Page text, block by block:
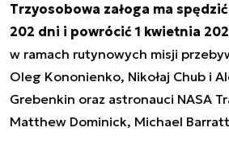
Trzyosobowa załoga ma
202 dni i powrócić 1 kwietnia
w ramach rutynowych misji
Oleg Kononienko, Nikołaj Chub i
Grebenkin oraz astronauci NASA
Matthew Dominick, Michael